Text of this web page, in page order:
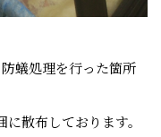
蟻処理を行った箇所
散布しております。